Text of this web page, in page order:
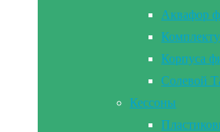
Аквафор
Корпуса
Солевой
Кессоны